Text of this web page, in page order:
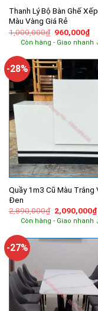
Thanh Lý Bộ Bàn Ghế
Màu Vàng Giá Rẻ
1,000,000₫ Giá
gốc
là:
960,000₫Giá
tại
Còn hàng - Giao nhanh
-28%
Quầy 1m3 Cũ Màu Trắng
Đen
2,890,000₫ Giá
gốc
là:
2,090,000₫
Còn hàng - Giao nhanh
-27%